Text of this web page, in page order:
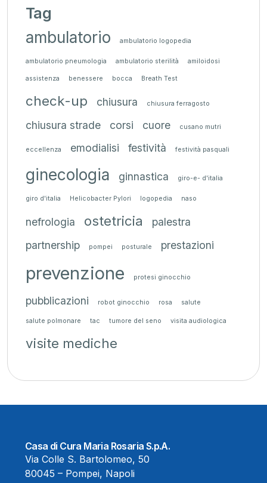
Tag
ambulatorio ambulatorio logopedia
ambulatorio pneumologia ambulatorio sterilità amiloidosi
assistenza benessere bocca Breath Test
check-up chiusura chiusura ferragosto
chiusura strade corsi cuore cusano mutri
eccellenza emodialisi festività festività pasquali
ginecologia ginnastica giro-e- d'italia
giro d'italia Helicobacter Pylori logopedia naso
nefrologia ostetricia
palestra
partnership
pompei posturale prestazioni
prevenzione protesi ginocchio
pubblicazioni robot ginocchio rosa salute
salute polmonare tac tumore del seno visita audiologica
visite mediche
Casa di Cura Maria Rosaria S.p.A.
Via Colle S. Bartolomeo, 50
80045 – Pompei, Napoli